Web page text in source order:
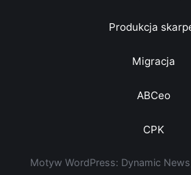
Produkcja
Migracja
ABCeo
CPK
Motyw WordPress: Dynamic